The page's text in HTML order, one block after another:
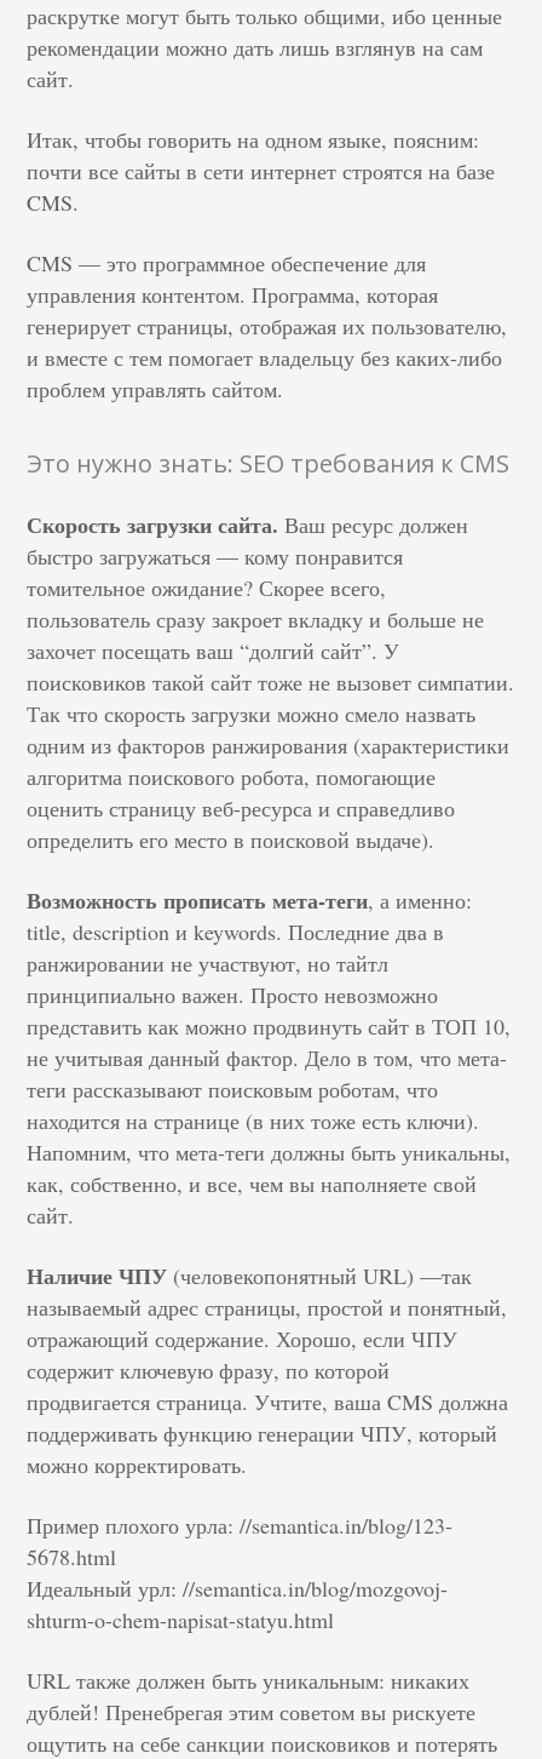
раскрутке могут быть только общими, ибо ценные
рекомендации можно дать лишь взглянув на сам
сайт.
Итак, чтобы говорить на одном языке, поясним:
почти все сайты в сети интернет строятся на базе
CMS.
CMS — это программное обеспечение для
управления контентом. Программа, которая
генерирует страницы, отображая их пользователю,
и вместе с тем помогает владельцу без каких-либо
проблем управлять сайтом.
Это нужно знать: SEO требования к CMS
Скорость загрузки сайта. Ваш ресурс должен
быстро загружаться — кому понравится
томительное ожидание? Скорее всего,
пользователь сразу закроет вкладку и больше не
захочет посещать ваш “долгий сайт”. У
поисковиков такой сайт тоже не вызовет симпатии.
Так что скорость загрузки можно смело назвать
одним из факторов ранжирования (характеристики
алгоритма поискового робота, помогающие
оценить страницу веб-ресурса и справедливо
определить его место в поисковой выдаче).
Возможность прописать мета-теги, а именно:
title, description и keywords. Последние два в
ранжировании не участвуют, но тайтл
принципиально важен. Просто невозможно
представить как можно продвинуть сайт в ТОП 10,
не учитывая данный фактор. Дело в том, что мета-
теги рассказывают поисковым роботам, что
находится на странице (в них тоже есть ключи).
Напомним, что мета-теги должны быть уникальны,
как, собственно, и все, чем вы наполняете свой
сайт.
Наличие ЧПУ (человекопонятный URL) —так
называемый адрес страницы, простой и понятный,
отражающий содержание. Хорошо, если ЧПУ
содержит ключевую фразу, по которой
продвигается страница. Учтите, ваша CMS должна
поддерживать функцию генерации ЧПУ, который
можно корректировать.
Пример плохого урла: //semantica.in/blog/123-
5678.html
Идеальный урл: //semantica.in/blog/mozgovoj-
shturm-o-chem-napisat-statyu.html
URL также должен быть уникальным: никаких
дублей! Пренебрегая этим советом вы рискуете
ощутить на себе санкции поисковиков и потерять